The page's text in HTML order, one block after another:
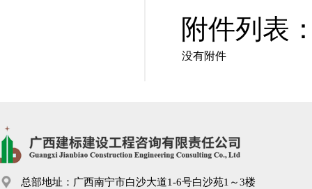
附件列表
没有附件
总部地址：广西南宁市白沙大道1-6号白沙苑1～3楼